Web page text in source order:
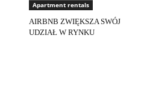
Apartment rentals
AIRBNB ZWIĘKSZA SWÓJ
UDZIAŁ W RYNKU